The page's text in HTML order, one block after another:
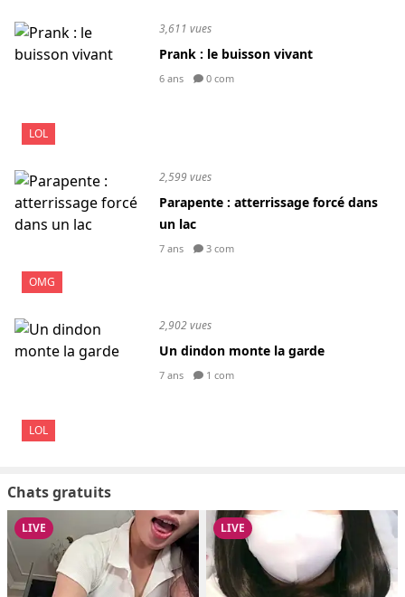
LOL
3,611 vues
Prank : le buisson vivant
6 ans 0 com
OMG
2,599 vues
Parapente : atterrissage forcé dans
un lac
7 ans 3 com
LOL
2,902 vues
Un dindon monte la garde
7 ans 1 com
Chats gratuits